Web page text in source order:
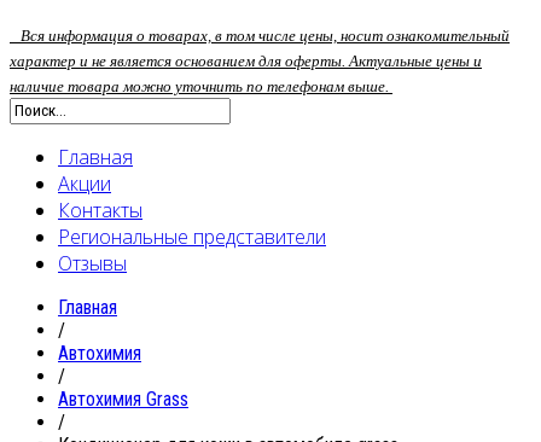
Вся информация о товарах, в том числе цены, носит ознакомительный
характер и не является основанием для оферты. Актуальные цены и
наличие товара можно уточнить по телефонам выше.
Главная
Акции
Контакты
Региональные представители
Отзывы
Главная
/
Автохимия
/
Автохимия Grass
/